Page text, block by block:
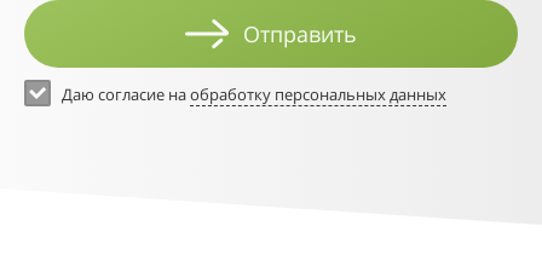
Отправить
Даю согласие наобработку персональных данных